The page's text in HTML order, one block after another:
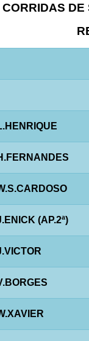
CORRIDAS DE
(AP.2ª)